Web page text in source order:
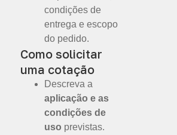
condições de
entrega e escopo
do pedido.
Como solicitar
uma cotação
Descreva a
aplicação e as
condições de
uso previstas.